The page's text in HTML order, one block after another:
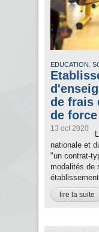
EDUCATION ,
de frais
de
13 oct 2020
nationale et
"un contrat-
modalités de
lire la suite